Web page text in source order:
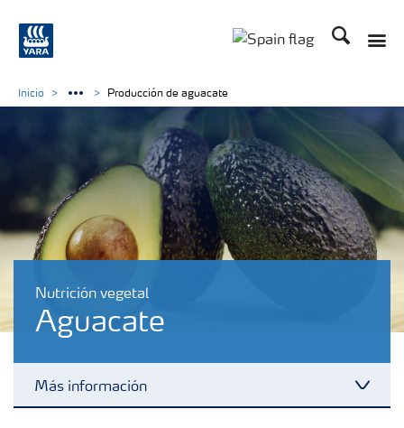
Buscar
Nutrición vegetal
Aguacate
Más información
Inicio Producción de aguacate